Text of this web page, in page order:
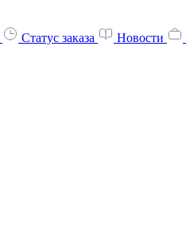
Статус заказа Новости